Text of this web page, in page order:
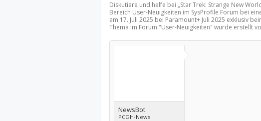
Diskutiere und helfe bei „Star Trek: Strange New
Bereich User-Neuigkeiten im SysProfile Forum bei
am 17. Juli 2025 bei Paramount+ Juli 2025 exklusiv
Thema im Forum "User-Neuigkeiten" wurde erstellt
NewsBot
PCGH-News